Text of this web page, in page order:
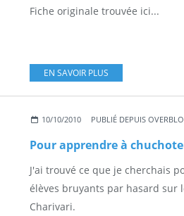
Fiche originale trouvée ici...
EN SAVOIR PLUS
10/10/2010 PUBLIÉ DEPUIS
J'ai trouvé ce que je cherchais
élèves bruyants par hasard sur
Charivari.